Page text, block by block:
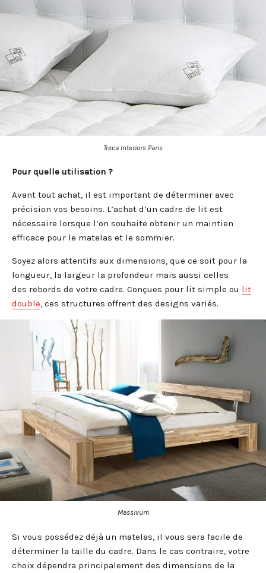
Treca Interiors Paris
Pour quelle utilisation ?
Avant tout achat, il est important de déterminer avec
précision vos besoins. L’achat d’un cadre de lit est
nécessaire lorsque l’on souhaite obtenir un maintien
efficace pour le matelas et le sommier.
Soyez alors attentifs aux dimensions, que ce soit pour la
longueur, la largeur la profondeur mais aussi celles
des rebords de votre cadre. Conçues pour lit simple ou lit
double, ces structures offrent des designs variés.
Massivum
Si vous possédez déjà un matelas, il vous sera facile de
déterminer la taille du cadre. Dans le cas contraire, votre
choix dépendra principalement des dimensions de la